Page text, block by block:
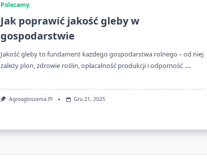
Polecamy
Jak poprawić jakość gleby w
gospodarstwie
Jakość gleby to fundament każdego gospodarstwa rolnego – od niej
zależy plon, zdrowie roślin, opłacalność produkcji i odporność ...
Agroogloszenia.pl Gru 21, 2025